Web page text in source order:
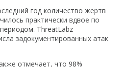
год количество жертв
практически вдвое по
ThreatLabz
задокументированных атак
отмечает, что 98%